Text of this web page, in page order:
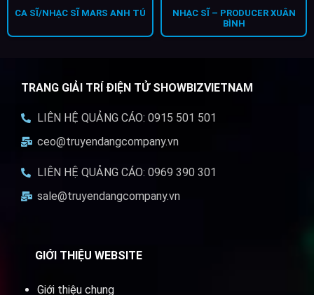
CA SĨ/NHẠC SĨ MARS ANH TÚ
NHẠC SĨ – PRODUCER XUÂN
BÌNH
TRANG GIẢI TRÍ ĐIỆN TỬ SHOWBIZVIETNAM
LIÊN HỆ QUẢNG CÁO: 0915 501 501
ceo@truyendangcompany.vn
LIÊN HỆ QUẢNG CÁO: 0969 390 301
sale@truyendangcompany.vn
GIỚI THIỆU WEBSITE
Giới thiệu chung